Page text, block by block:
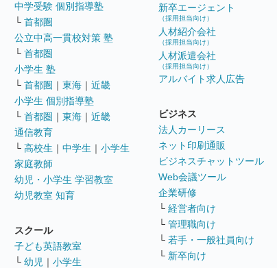
中学受験 個別指導塾
└ 首都圏
公立中高一貫校対策 塾
└ 首都圏
小学生 塾
└ 首都圏 ｜ 東海 ｜ 近畿
小学生 個別指導塾
└ 首都圏 ｜ 東海 ｜ 近畿
通信教育
└ 高校生 ｜ 中学生 ｜ 小学生
家庭教師
幼児・小学生 学習教室
幼児教室 知育
スクール
子ども英語教室
└ 幼児 ｜ 小学生
新卒エージェント
（採用担当向け）
人材紹介会社
（採用担当向け）
人材派遣会社
（採用担当向け）
アルバイト求人広告
ビジネス
法人カーリース
ネット印刷通販
ビジネスチャットツール
Web会議ツール
企業研修
└ 経営者向け
└ 管理職向け
└ 若手・一般社員向け
└ 新卒向け